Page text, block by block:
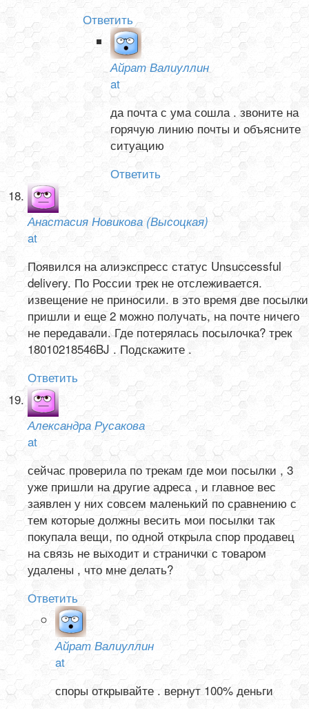
Ответить
Айрат Валиуллин
at
да почта с ума сошла . звоните на
горячую линию почты и объясните
ситуацию
Ответить
Анастасия Новикова (Высоцкая)
at
Появился на алиэкспресс статус Unsuccessful
delivery. По России трек не отслеживается.
извещение не приносили. в это время две посылки
пришли и еще 2 можно получать, на почте ничего
не передавали. Где потерялась посылочка? трек
18010218546BJ . Подскажите .
Ответить
Александра Русакова
at
сейчас проверила по трекам где мои посылки , 3
уже пришли на другие адреса , и главное вес
заявлен у них совсем маленький по сравнению с
тем которые должны весить мои посылки так
покупала вещи, по одной открыла спор продавец
на связь не выходит и странички с товаром
удалены , что мне делать?
Ответить
Айрат Валиуллин
at
споры открывайте . вернут 100% деньги